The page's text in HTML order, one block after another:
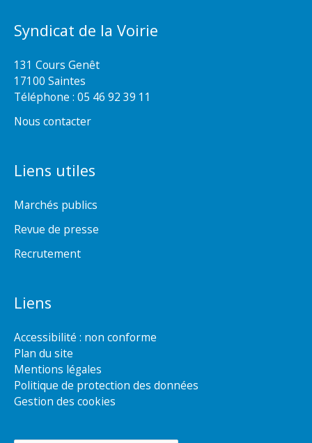
Syndicat de la Voirie
131 Cours Genêt
17100 Saintes
Téléphone : 05 46 92 39 11
Nous contacter
Liens utiles
Marchés publics
Revue de presse
Recrutement
Liens
Accessibilité : non conforme
Plan du site
Mentions légales
Politique de protection des données
Gestion des cookies